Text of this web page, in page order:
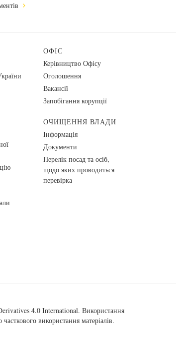
ОФІС
Керівництво Офісу
Оголошення
Вакансії
Запобігання корупції
ОЧИЩЕННЯ ВЛАДИ
Інформація
Документи
Перелік посад та осіб,
щодо яких проводиться
перевірка
4.0 International. Використання
використання матеріалів.